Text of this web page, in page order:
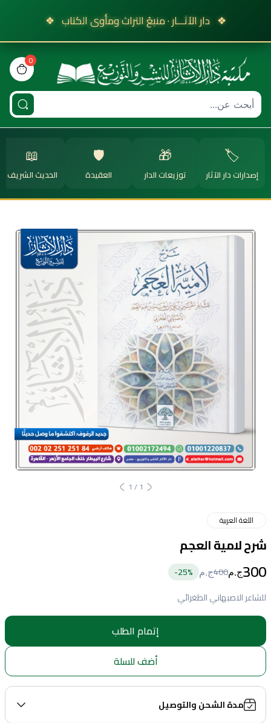
❖ دار الآثـــار · منبعُ التراث ومأوى الكتاب ❖
0
bag
🏷️
إصدارات دار الآثار
🎁
توزيعات الدار
🛡️
العقيدة
📖
الحديث الشريف
1
/
1
اللغة العربية
شرح لامية العجم
300ج.م400ج.م 25%-
للشاعر الاصبهاني الطغرائي
إتمام الطلب
أضف للسلة
مدة الشحن والتوصيل